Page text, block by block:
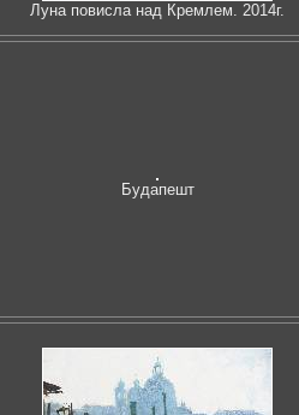
Луна повисла над Кремлем. 2014г.
Будапешт